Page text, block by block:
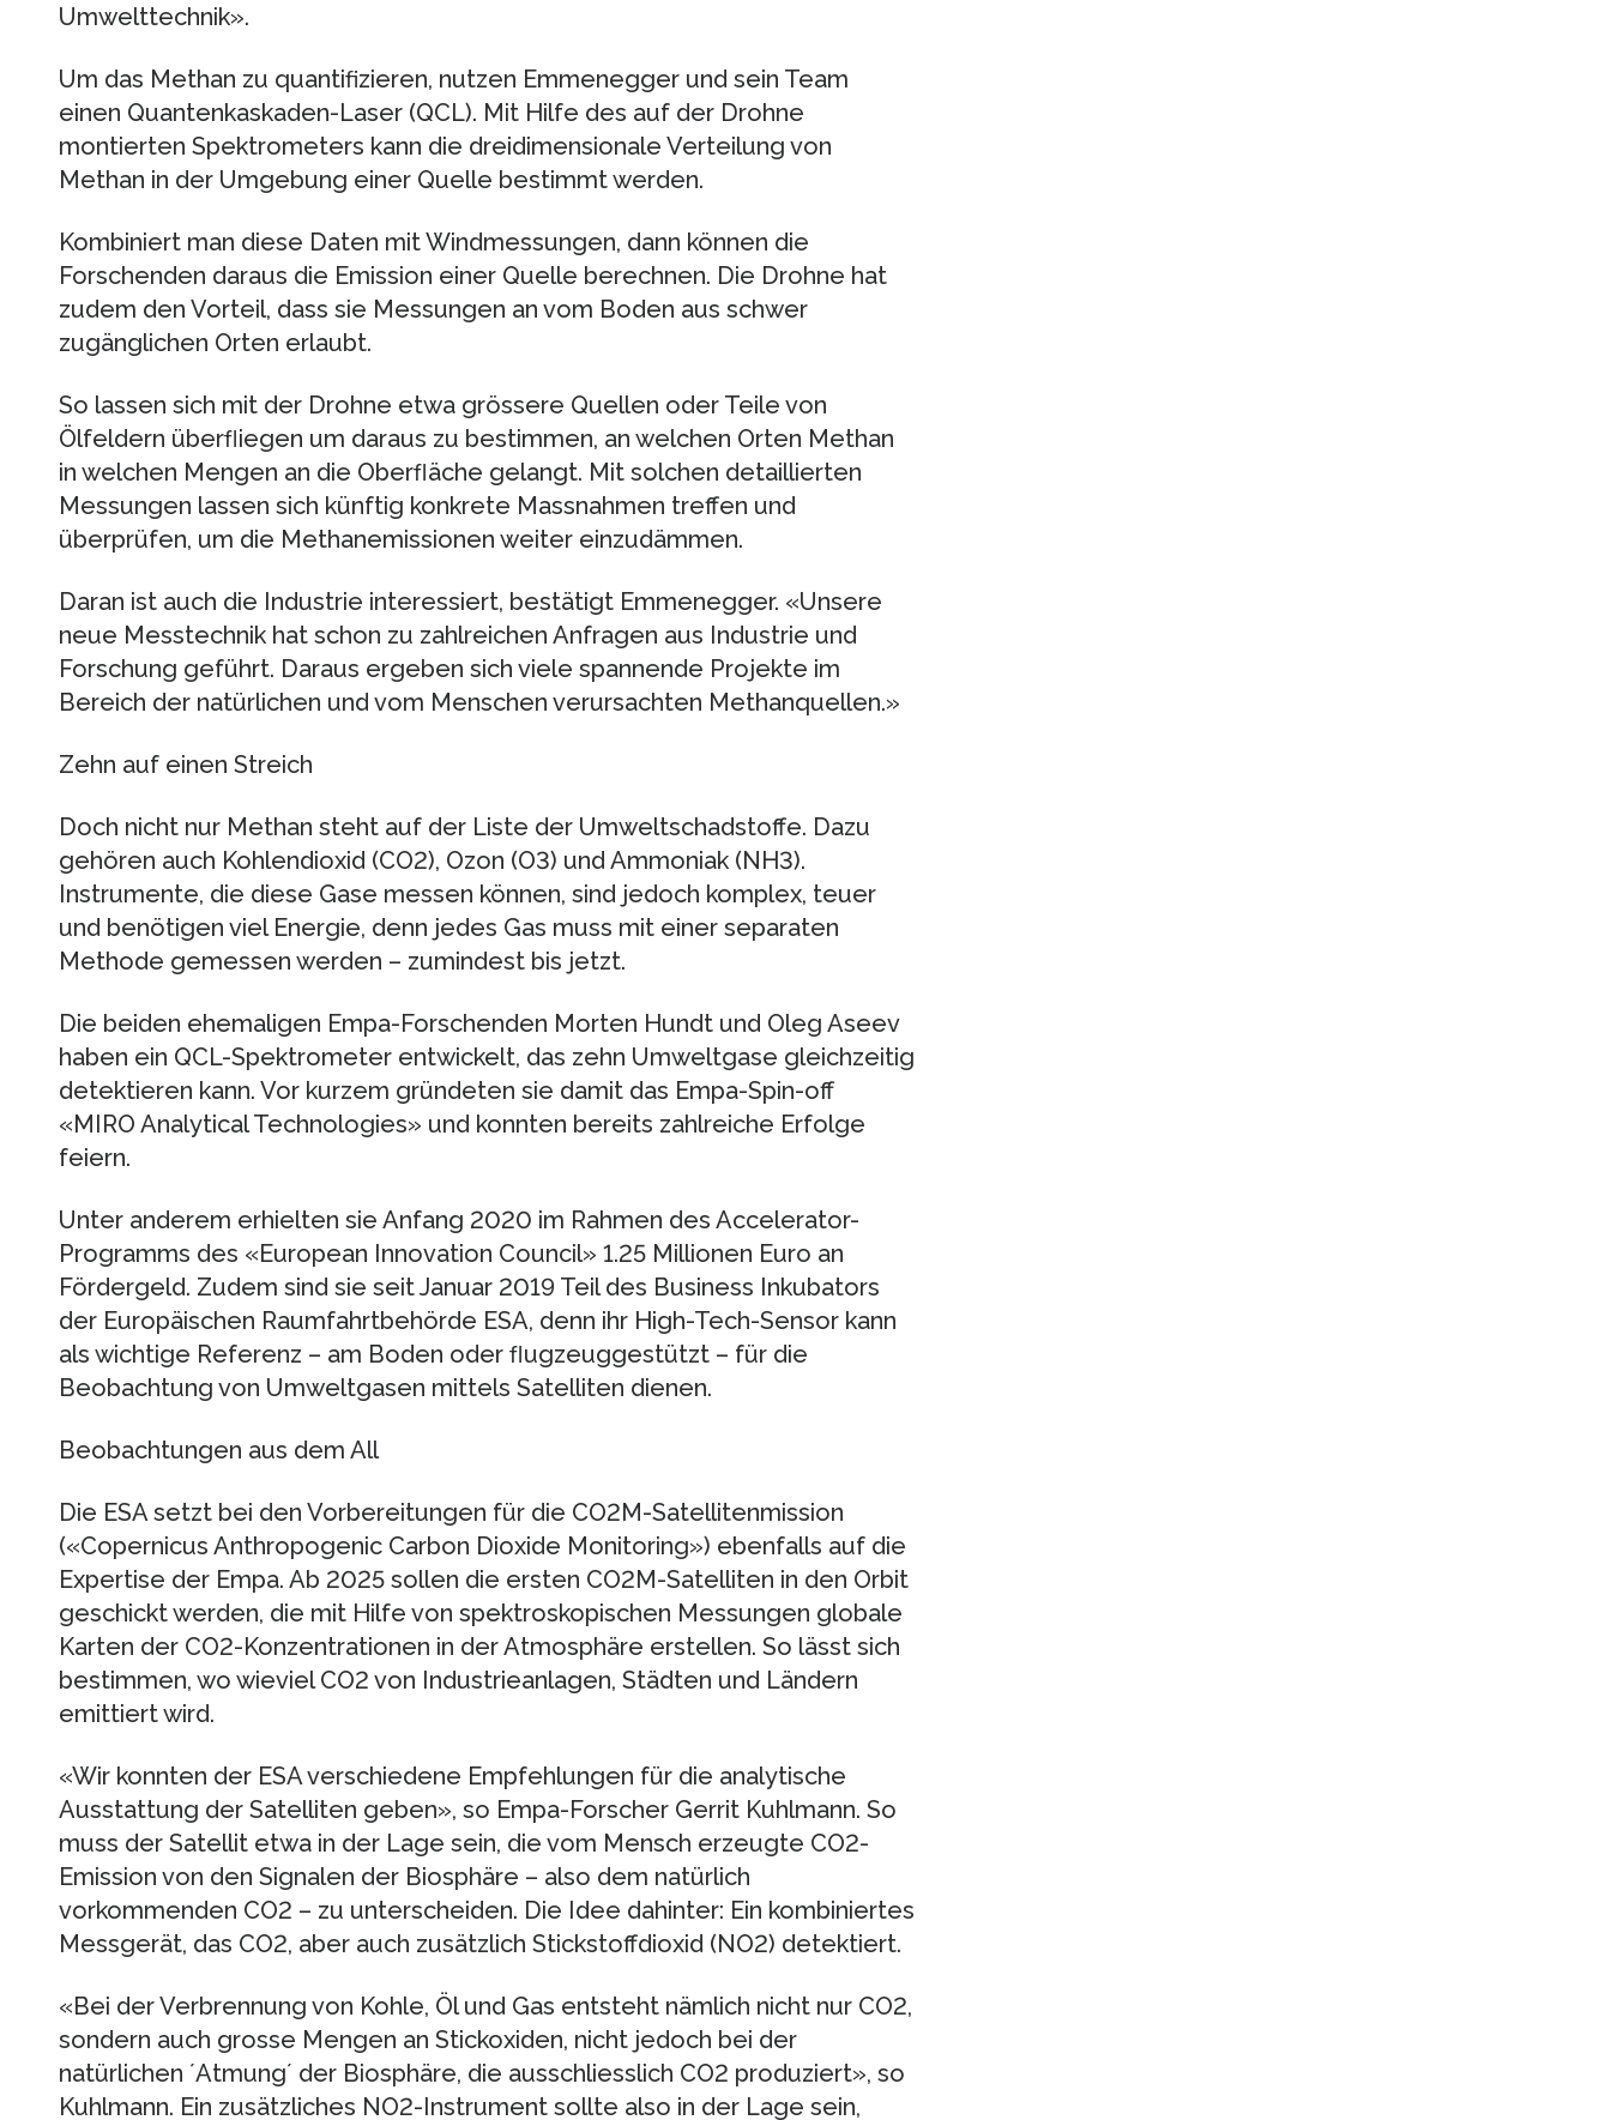
Umwelttechnik».
Um das Methan zu quantiﬁzieren, nutzen Emmenegger und sein Team
einen Quantenkaskaden-Laser (QCL). Mit Hilfe des auf der Drohne
montierten Spektrometers kann die dreidimensionale Verteilung von
Methan in der Umgebung einer Quelle bestimmt werden.
Kombiniert man diese Daten mit Windmessungen, dann können die
Forschenden daraus die Emission einer Quelle berechnen. Die Drohne hat
zudem den Vorteil, dass sie Messungen an vom Boden aus schwer
zugänglichen Orten erlaubt.
So lassen sich mit der Drohne etwa grössere Quellen oder Teile von
Ölfeldern überﬂiegen um daraus zu bestimmen, an welchen Orten Methan
in welchen Mengen an die Oberﬂäche gelangt. Mit solchen detaillierten
Messungen lassen sich künftig konkrete Massnahmen treffen und
überprüfen, um die Methanemissionen weiter einzudämmen.
Daran ist auch die Industrie interessiert, bestätigt Emmenegger. «Unsere
neue Messtechnik hat schon zu zahlreichen Anfragen aus Industrie und
Forschung geführt. Daraus ergeben sich viele spannende Projekte im
Bereich der natürlichen und vom Menschen verursachten Methanquellen.»
Zehn auf einen Streich
Doch nicht nur Methan steht auf der Liste der Umweltschadstoffe. Dazu
gehören auch Kohlendioxid (CO2), Ozon (O3) und Ammoniak (NH3).
Instrumente, die diese Gase messen können, sind jedoch komplex, teuer
und benötigen viel Energie, denn jedes Gas muss mit einer separaten
Methode gemessen werden – zumindest bis jetzt.
Die beiden ehemaligen Empa-Forschenden Morten Hundt und Oleg Aseev
haben ein QCL-Spektrometer entwickelt, das zehn Umweltgase gleichzeitig
detektieren kann. Vor kurzem gründeten sie damit das Empa-Spin-off
«MIRO Analytical Technologies» und konnten bereits zahlreiche Erfolge
feiern.
Unter anderem erhielten sie Anfang 2020 im Rahmen des Accelerator-
Programms des «European Innovation Council» 1.25 Millionen Euro an
Fördergeld. Zudem sind sie seit Januar 2019 Teil des Business Inkubators
der Europäischen Raumfahrtbehörde ESA, denn ihr High-Tech-Sensor kann
als wichtige Referenz – am Boden oder ﬂugzeuggestützt – für die
Beobachtung von Umweltgasen mittels Satelliten dienen.
Beobachtungen aus dem All
Die ESA setzt bei den Vorbereitungen für die CO2M-Satellitenmission
(«Copernicus Anthropogenic Carbon Dioxide Monitoring») ebenfalls auf die
Expertise der Empa. Ab 2025 sollen die ersten CO2M-Satelliten in den Orbit
geschickt werden, die mit Hilfe von spektroskopischen Messungen globale
Karten der CO2-Konzentrationen in der Atmosphäre erstellen. So lässt sich
bestimmen, wo wieviel CO2 von Industrieanlagen, Städten und Ländern
emittiert wird.
«Wir konnten der ESA verschiedene Empfehlungen für die analytische
Ausstattung der Satelliten geben», so Empa-Forscher Gerrit Kuhlmann. So
muss der Satellit etwa in der Lage sein, die vom Mensch erzeugte CO2-
Emission von den Signalen der Biosphäre – also dem natürlich
vorkommenden CO2 – zu unterscheiden. Die Idee dahinter: Ein kombiniertes
Messgerät, das CO2, aber auch zusätzlich Stickstoffdioxid (NO2) detektiert.
«Bei der Verbrennung von Kohle, Öl und Gas entsteht nämlich nicht nur CO2,
sondern auch grosse Mengen an Stickoxiden, nicht jedoch bei der
natürlichen ´Atmung´ der Biosphäre, die ausschliesslich CO2 produziert», so
Kuhlmann. Ein zusätzliches NO2-Instrument sollte also in der Lage sein,